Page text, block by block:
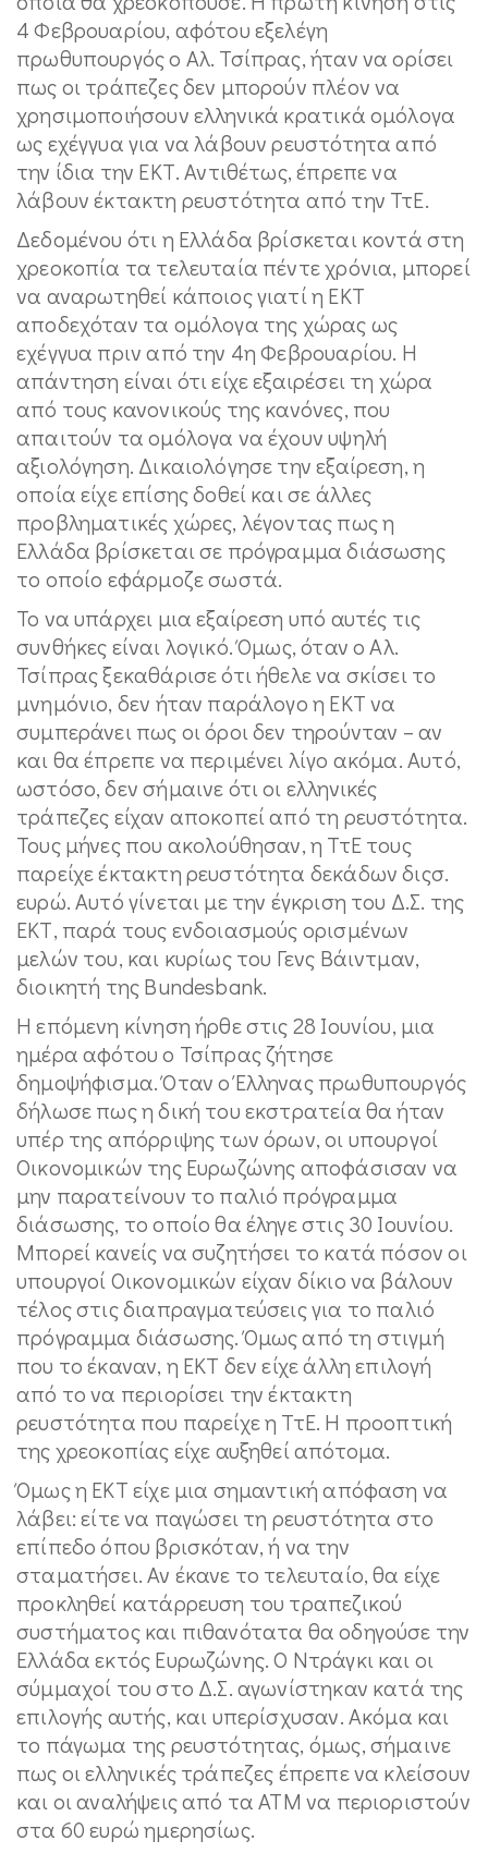
4 Φεβρουαρίου, αφότου εξελέγη
πρωθυπουργός ο Αλ. Τσίπρας, ήταν να ορίσει
πως οι τράπεζες δεν μπορούν πλέον να
χρησιμοποιήσουν ελληνικά κρατικά ομόλογα
ως εχέγγυα για να λάβουν ρευστότητα από
την ίδια την ΕΚΤ. Αντιθέτως, έπρεπε να
λάβουν έκτακτη ρευστότητα από την ΤτΕ.
Δεδομένου ότι η Ελλάδα βρίσκεται κοντά στη
χρεοκοπία τα τελευταία πέντε χρόνια, μπορεί
να αναρωτηθεί κάποιος γιατί η ΕΚΤ
αποδεχόταν τα ομόλογα της χώρας ως
εχέγγυα πριν από την 4η Φεβρουαρίου. Η
απάντηση είναι ότι είχε εξαιρέσει τη χώρα
από τους κανονικούς της κανόνες, που
απαιτούν τα ομόλογα να έχουν υψηλή
αξιολόγηση. Δικαιολόγησε την εξαίρεση, η
οποία είχε επίσης δοθεί και σε άλλες
προβληματικές χώρες, λέγοντας πως η
Ελλάδα βρίσκεται σε πρόγραμμα διάσωσης
το οποίο εφάρμοζε σωστά.
Το να υπάρχει μια εξαίρεση υπό αυτές τις
συνθήκες είναι λογικό. Όμως, όταν ο Αλ.
Τσίπρας ξεκαθάρισε ότι ήθελε να σκίσει το
μνημόνιο, δεν ήταν παράλογο η ΕΚΤ να
συμπεράνει πως οι όροι δεν τηρούνταν – αν
και θα έπρεπε να περιμένει λίγο ακόμα. Αυτό,
ωστόσο, δεν σήμαινε ότι οι ελληνικές
τράπεζες είχαν αποκοπεί από τη ρευστότητα.
Τους μήνες που ακολούθησαν, η ΤτΕ τους
παρείχε έκτακτη ρευστότητα δεκάδων διςσ.
ευρώ. Αυτό γίνεται με την έγκριση του Δ.Σ. της
ΕΚΤ, παρά τους ενδοιασμούς ορισμένων
μελών του, και κυρίως του Γενς Βάιντμαν,
διοικητή της Bundesbank.
Η επόμενη κίνηση ήρθε στις 28 Ιουνίου, μια
ημέρα αφότου ο Τσίπρας ζήτησε
δημοψήφισμα. Όταν ο Έλληνας πρωθυπουργός
δήλωσε πως η δική του εκστρατεία θα ήταν
υπέρ της απόρριψης των όρων, οι υπουργοί
Οικονομικών της Ευρωζώνης αποφάσισαν να
μην παρατείνουν το παλιό πρόγραμμα
διάσωσης, το οποίο θα έληγε στις 30 Ιουνίου.
Μπορεί κανείς να συζητήσει το κατά πόσον οι
υπουργοί Οικονομικών είχαν δίκιο να βάλουν
τέλος στις διαπραγματεύσεις για το παλιό
πρόγραμμα διάσωσης. Όμως από τη στιγμή
που το έκαναν, η ΕΚΤ δεν είχε άλλη επιλογή
από το να περιορίσει την έκτακτη
ρευστότητα που παρείχε η ΤτΕ. Η προοπτική
της χρεοκοπίας είχε αυξηθεί απότομα.
Όμως η ΕΚΤ είχε μια σημαντική απόφαση να
λάβει: είτε να παγώσει τη ρευστότητα στο
επίπεδο όπου βρισκόταν, ή να την
σταματήσει. Αν έκανε το τελευταίο, θα είχε
προκληθεί κατάρρευση του τραπεζικού
συστήματος και πιθανότατα θα οδηγούσε την
Ελλάδα εκτός Ευρωζώνης. Ο Ντράγκι και οι
σύμμαχοί του στο Δ.Σ. αγωνίστηκαν κατά της
επιλογής αυτής, και υπερίσχυσαν. Ακόμα και
το πάγωμα της ρευστότητας, όμως, σήμαινε
πως οι ελληνικές τράπεζες έπρεπε να κλείσουν
και οι αναλήψεις από τα ΑΤΜ να περιοριστούν
στα 60 ευρώ ημερησίως.